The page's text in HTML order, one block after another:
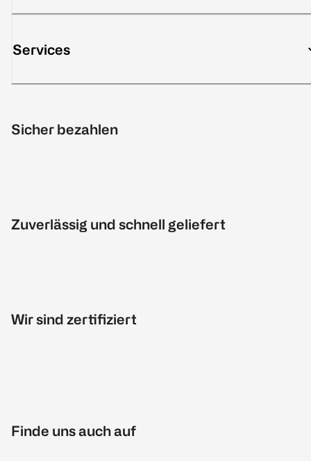
Services
Sicher bezahlen
Zuverlässig und schnell geliefert
Wir sind zertifiziert
Finde uns auch auf